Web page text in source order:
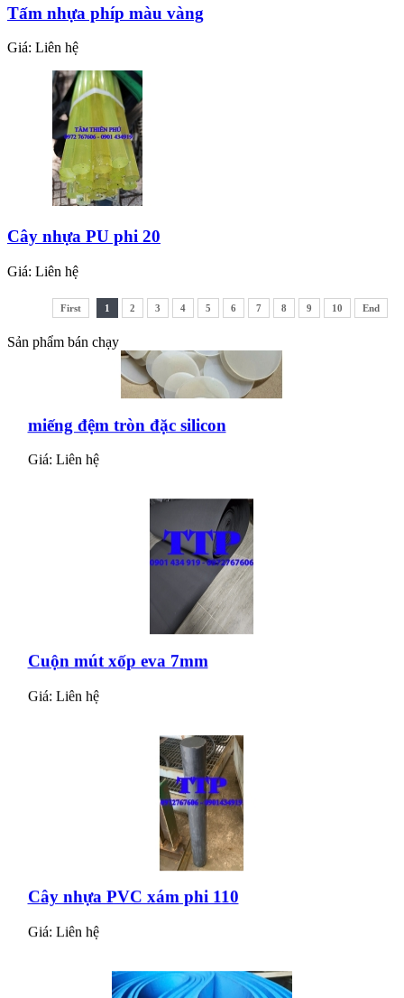
Tấm nhựa phíp màu vàng
Giá: Liên hệ
Cây nhựa PU phi 20
Giá: Liên hệ
First 1 2 3 4 5 6 7 8 9 10 End
Sản phẩm bán chạy
Giá:Liên hệ
Cuộn mút xốp eva 7mm
Cây nhựa PVC xám phi 110
xốp bitis xanh dương 10mm